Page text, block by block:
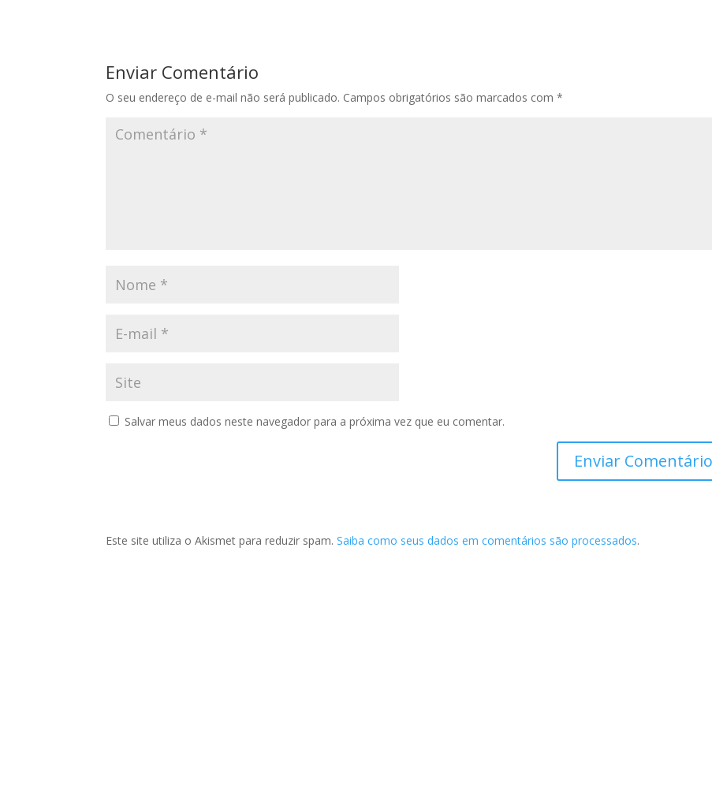
Enviar Comentário
O seu endereço de e-mail não será publicado. Campos obrigatórios são marcados com*
Salvar meus dados neste navegador para a próxima vez que eu comentar.
Este site utiliza o Akismet para reduzir spam.Saiba como seus dados em comentários são processados.